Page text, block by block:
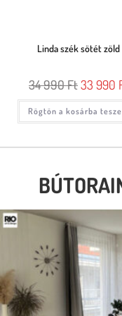
Linda szék sötét zöld
34 990Ft33 990
Rögtön a kosárba